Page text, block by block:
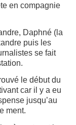
en compagnie
Daphné (la
puis les
se fait
le début du
car il y a eu
jusqu’au
ment.